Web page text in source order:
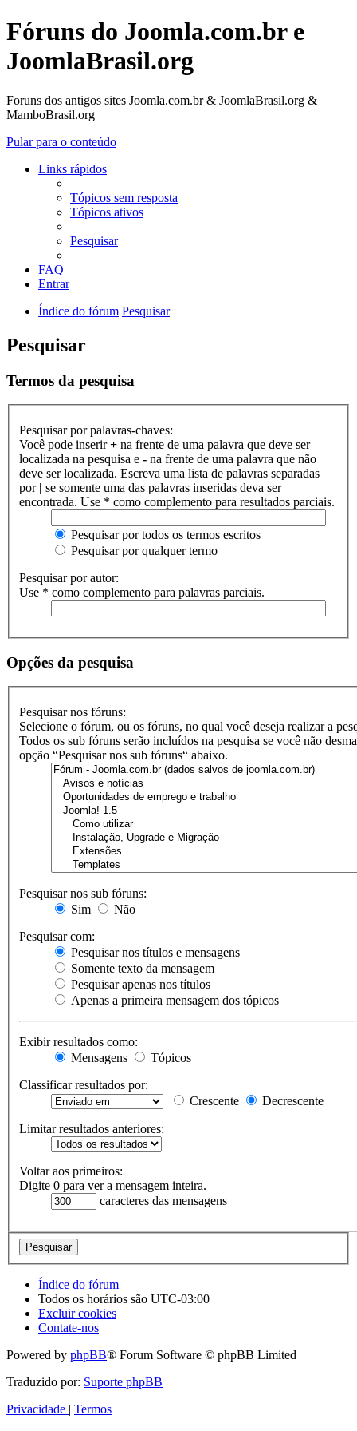
Fóruns do Joomla.com.br e
JoomlaBrasil.org
Foruns dos antigos sites Joomla.com.br & JoomlaBrasil.org &
MamboBrasil.org
Pular para o conteúdo
Links rápidos
Tópicos sem resposta
Tópicos ativos
Pesquisar
FAQ
Entrar
Índice do fórum Pesquisar
Pesquisar
Termos da pesquisa
Pesquisar por palavras-chaves:
Você pode inserir+ na frente de uma palavra que deve ser
localizada na pesquisa e - na frente de uma palavra que não
deve ser localizada. Escreva uma lista de palavras separadas
por | se somente uma das palavras inseridas deva ser
encontrada. Use * como complemento para resultados parciais.
Pesquisar por todos os termos escritos
Pesquisar por qualquer termo
Pesquisar por autor:
Use * como complemento para palavras parciais.
Opções da pesquisa
Pesquisar nos fóruns:
Selecione o fórum, ou os fóruns, no qual você deseja realizar a
Todos os sub fóruns serão incluídos na pesquisa se você não
opção “Pesquisar nos sub fóruns“ abaixo.
Pesquisar nos sub fóruns:
Sim
Não
Pesquisar com:
Pesquisar nos títulos e mensagens
Somente texto da mensagem
Pesquisar apenas nos títulos
Apenas a primeira mensagem dos tópicos
Exibir resultados como:
Mensagens
Tópicos
Classificar resultados por:
Crescente
Decrescente
Limitar resultados anteriores:
Voltar aos primeiros:
Digite 0 para ver a mensagem inteira.
caracteres das mensagens
Índice do fórum
Todos os horários são UTC-03:00
Excluir cookies
Contate-nos
Powered by phpBB® Forum Software © phpBB Limited
Traduzido por: Suporte phpBB
Privacidade | Termos